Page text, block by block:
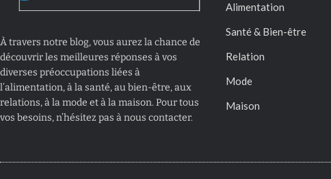
À travers notre blog, vous aurez la chance de
découvrir les meilleures réponses à vos
diverses préoccupations liées à
l’alimentation, à la santé, au bien-être, aux
relations, à la mode et à la maison. Pour tous
vos besoins, n’hésitez pas à nous contacter.
Alimentation
Santé & Bien-être
Relation
Mode
Maison